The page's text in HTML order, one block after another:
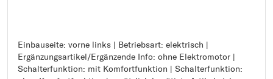
Einbauseite: vorne links | Betriebsart: elektrisch |
Ergänzungsartikel/Ergänzende Info: ohne Elektromotor |
Schalterfunktion: mit Komfortfunktion | Schalterfunktion:
Einbauseite: vorne links
Betriebsart: elektrisch
Ergänzungsartikel/Ergänzende Info: ohne Elektromotor